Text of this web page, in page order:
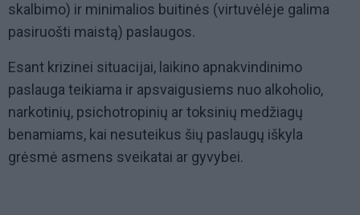
skalbimo) ir minimalios buitinės (virtuvėlėje galima
pasiruošti maistą) paslaugos.
Esant krizinei situacijai, laikino apnakvindinimo
paslauga teikiama ir apsvaigusiems nuo alkoholio,
narkotinių, psichotropinių ar toksinių medžiagų
benamiams, kai nesuteikus šių paslaugų iškyla
grėsmė asmens sveikatai ar gyvybei.